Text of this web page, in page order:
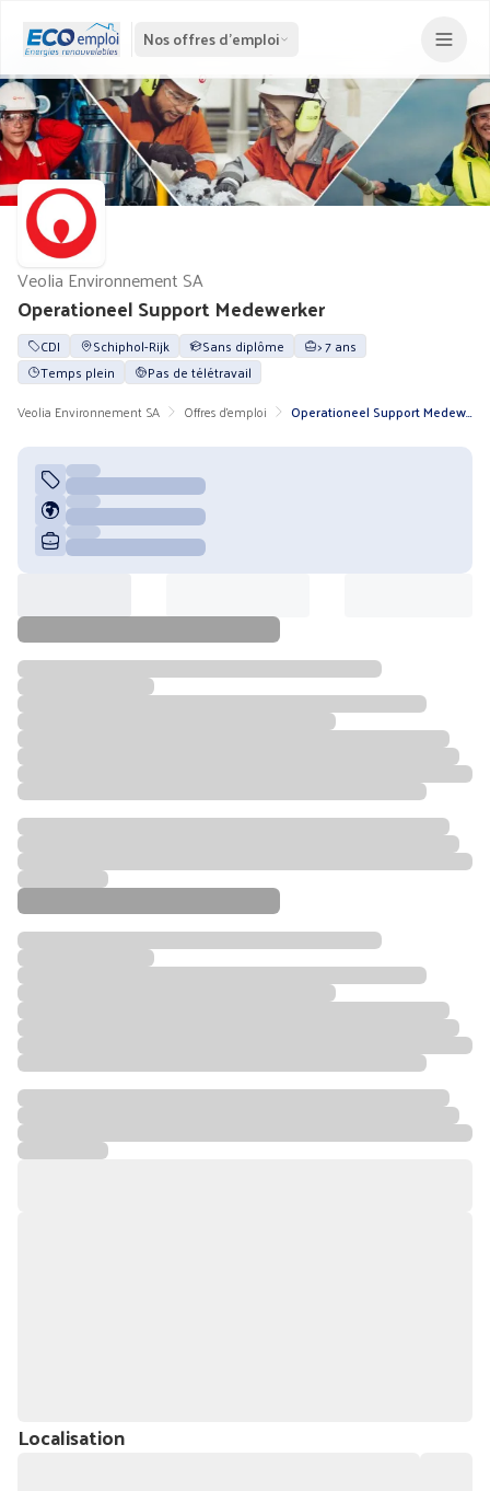
Nos offres d'emploi
Operationeel Support Medewerker
Veolia Environnement SA
CDI Schiphol-Rijk Sans diplôme
> 7 ans
Temps plein
Pas de télétravail
Veolia Environnement SA
Offres d'emploi Operationeel Support Medewerker
Localisation